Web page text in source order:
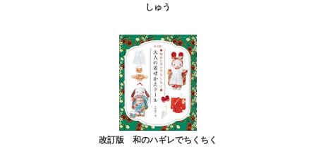
しゅう
改訂版 和のハギレでちくちく